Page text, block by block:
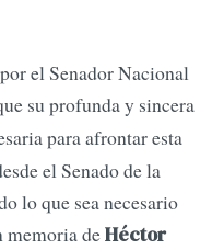
el Senador Nacional
su profunda y sincera
para afrontar esta
el Senado de la
lo que sea necesario
memoria deHéctor